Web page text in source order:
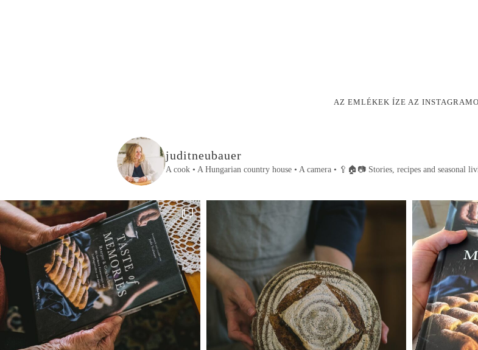
AZ EMLÉKEK ÍZE AZ
juditneubauer
A cook • A Hungarian country house • A camera • 🥄🏠📷Stories, recipes and seasonal